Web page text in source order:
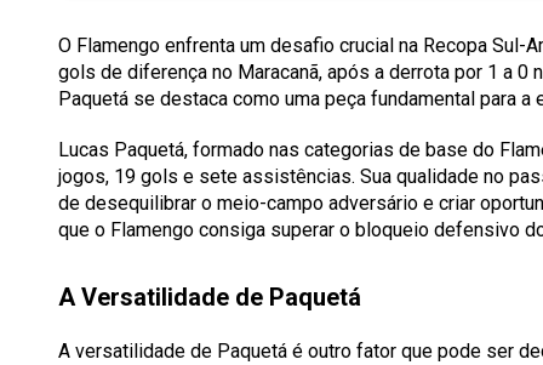
O Flamengo enfrenta um desafio crucial na Recopa
gols de diferença no Maracanã, após a derrota por 1 a 0
Paquetá se destaca como uma peça fundamental para
Lucas Paquetá, formado nas categorias de base do
jogos, 19 gols e sete assistências. Sua qualidade no
de desequilibrar o meio-campo adversário e criar
que o Flamengo consiga superar o bloqueio defensivo
A Versatilidade de Paquetá
A versatilidade de Paquetá é outro fator que pode ser